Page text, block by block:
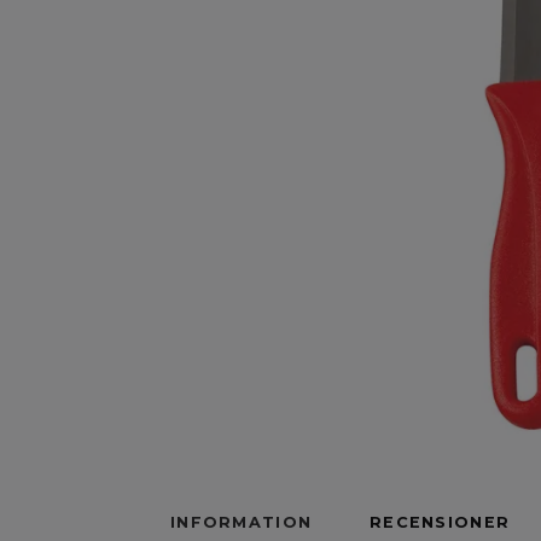
INFORMATION RECENSIONER